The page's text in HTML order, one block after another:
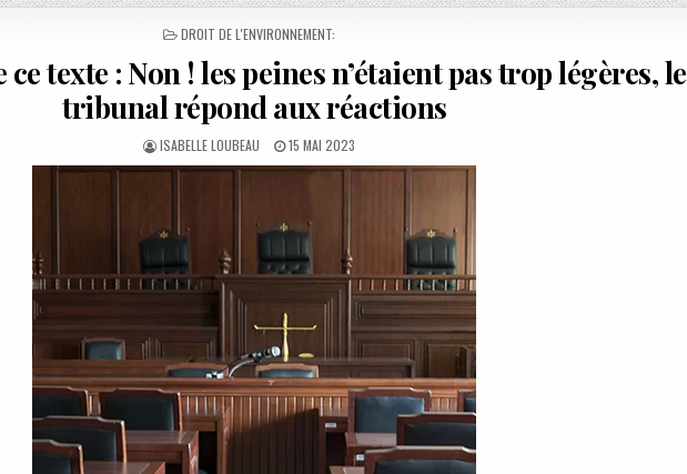
POSTED
DROIT DE L'ENVIRONNEMENT:
texte : Non ! les peines n’étaient pas trop légères, le
tribunal répond aux réactions
AUTHOR:
ISABELLE LOUBEAU
PUBLISHED
DATE:
15 MAI 2023